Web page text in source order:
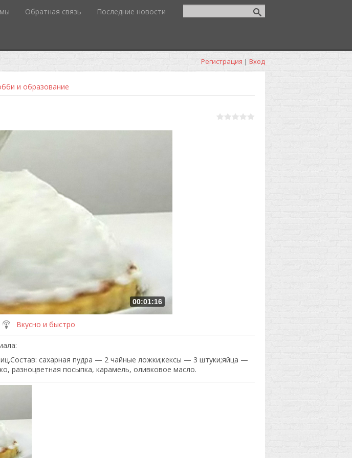
Обратная связь Последние новости
Регистрация | Вход
и образование
00:01:16
Вкусно и быстро
:
сахарная пудра — 2 чайные ложки;кексы — 3 штуки;яйца —
разноцветная посыпка, карамель, оливковое масло.